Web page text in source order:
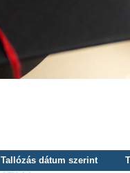
Tallózás dátum szerint